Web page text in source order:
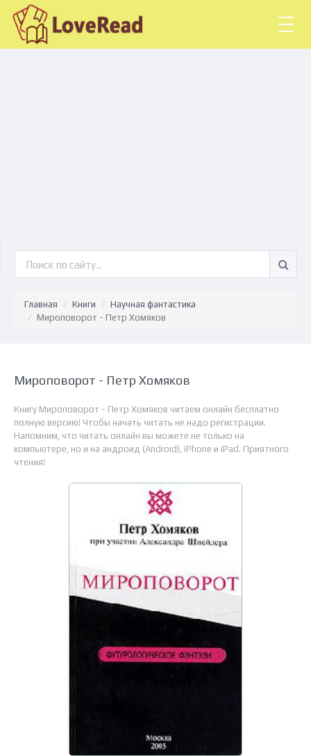
Главная Книги
Научная фантастика
Мироповорот - Петр Хомяков
Мироповорот - Петр Хомяков
Книгу Мироповорот - Петр Хомяков читаем онлайн бесплатно
полную версию! Чтобы начать читать не надо регистрации.
Напомним, что читать онлайн вы можете не только на
компьютере, но и на андроид (Android), iPhone и iPad. Приятного
чтения!